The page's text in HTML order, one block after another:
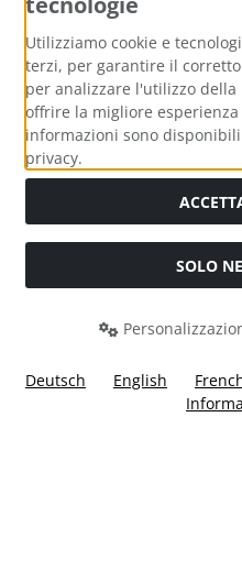
Metodi di pagamento
Media sociali
Modulo di recesso
Utilizziamo cookie e
terzi, per garantire il
per analizzare l'utilizzo
offrire la migliore
informazioni sono
privacy.
SOLO
Deutsch English